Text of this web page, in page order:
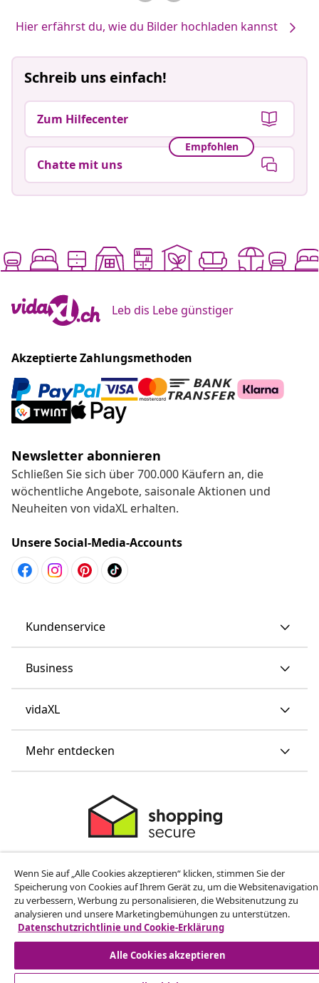
Hier erfährst du, wie du Bilder hochladen kannst
Schreib uns einfach!
Zum Hilfecenter
Empfohlen
Chatte mit uns
Leb dis Lebe günstiger
Akzeptierte Zahlungsmethoden
Newsletter abonnieren
Schließen Sie sich über 700.000 Käufern an, die
wöchentliche Angebote, saisonale Aktionen und
Neuheiten von vidaXL erhalten.
Unsere Social-Media-Accounts
Kundenservice
Business
vidaXL
Mehr entdecken
Handelsgesellschaft GmbH
Wenn Sie auf „Alle Cookies akzeptieren“ klicken, stimmen Sie der
Speicherung von Cookies auf Ihrem Gerät zu, um die Websitenavigation
zu verbessern, Werbung zu personalisieren, die Websitenutzung zu
analysieren und unsere Marketingbemühungen zu unterstützen.
Datenschutzrichtlinie und Cookie-Erklärung
Alle Cookies akzeptieren